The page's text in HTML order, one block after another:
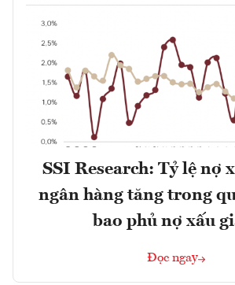
SSI Research: Tỷ lệ nợ
ngân hàng tăng trong
bao phủ nợ xấu
Đọc ngay